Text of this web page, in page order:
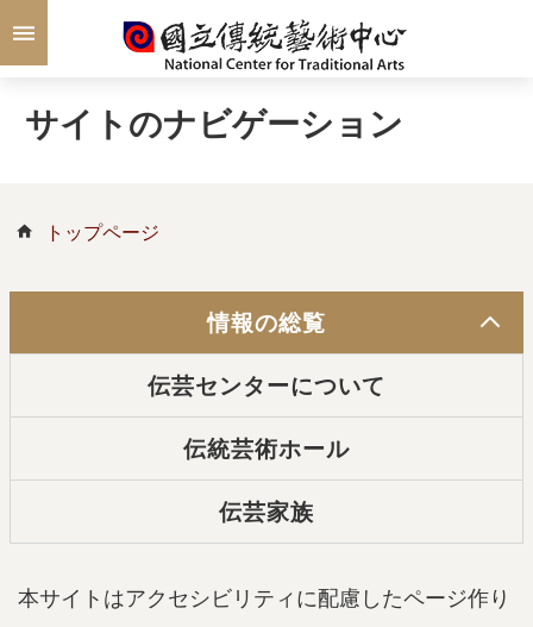
メインのコンテンツブロックにジャンプします
サイトのナビゲーション
トップページ
情報の総覧
伝芸センターについて
伝統芸術ホール
伝芸家族
本サイトはアクセシビリティに配慮したページ作り